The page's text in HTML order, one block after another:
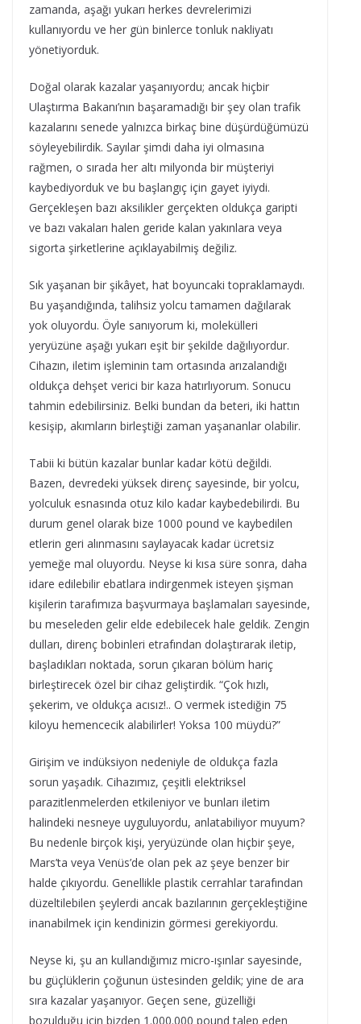
zamanda, aşağı yukarı herkes devrelerimizi
kullanıyordu ve her gün binlerce tonluk nakliyatı
yönetiyorduk.
Doğal olarak kazalar yaşanıyordu; ancak hiçbir
Ulaştırma Bakanı’nın başaramadığı bir şey olan trafik
kazalarını senede yalnızca birkaç bine düşürdüğümüzü
söyleyebilirdik. Sayılar şimdi daha iyi olmasına
rağmen, o sırada her altı milyonda bir müşteriyi
kaybediyorduk ve bu başlangıç için gayet iyiydi.
Gerçekleşen bazı aksilikler gerçekten oldukça garipti
ve bazı vakaları halen geride kalan yakınlara veya
sigorta şirketlerine açıklayabilmiş değiliz.
Sık yaşanan bir şikâyet, hat boyuncaki topraklamaydı.
Bu yaşandığında, talihsiz yolcu tamamen dağılarak
yok oluyordu. Öyle sanıyorum ki, molekülleri
yeryüzüne aşağı yukarı eşit bir şekilde dağılıyordur.
Cihazın, iletim işleminin tam ortasında arızalandığı
oldukça dehşet verici bir kaza hatırlıyorum. Sonucu
tahmin edebilirsiniz. Belki bundan da beteri, iki hattın
kesişip, akımların birleştiği zaman yaşananlar olabilir.
Tabii ki bütün kazalar bunlar kadar kötü değildi.
Bazen, devredeki yüksek direnç sayesinde, bir yolcu,
yolculuk esnasında otuz kilo kadar kaybedebilirdi. Bu
durum genel olarak bize 1000 pound ve kaybedilen
etlerin geri alınmasını saylayacak kadar ücretsiz
yemeğe mal oluyordu. Neyse ki kısa süre sonra, daha
idare edilebilir ebatlara indirgenmek isteyen şişman
kişilerin tarafımıza başvurmaya başlamaları sayesinde,
bu meseleden gelir elde edebilecek hale geldik. Zengin
dulları, direnç bobinleri etrafından dolaştırarak iletip,
başladıkları noktada, sorun çıkaran bölüm hariç
birleştirecek özel bir cihaz geliştirdik. “Çok hızlı,
şekerim, ve oldukça acısız!.. O vermek istediğin 75
kiloyu hemencecik alabilirler! Yoksa 100 müydü?”
Girişim ve indüksiyon nedeniyle de oldukça fazla
sorun yaşadık. Cihazımız, çeşitli elektriksel
parazitlenmelerden etkileniyor ve bunları iletim
halindeki nesneye uyguluyordu, anlatabiliyor muyum?
Bu nedenle birçok kişi, yeryüzünde olan hiçbir şeye,
Mars’ta veya Venüs’de olan pek az şeye benzer bir
halde çıkıyordu. Genellikle plastik cerrahlar tarafından
düzeltilebilen şeylerdi ancak bazılarının gerçekleştiğine
inanabilmek için kendinizin görmesi gerekiyordu.
Neyse ki, şu an kullandığımız micro-ışınlar sayesinde,
bu güçlüklerin çoğunun üstesinden geldik; yine de ara
sıra kazalar yaşanıyor. Geçen sene, güzelliği
bozulduğu için bizden 1.000.000 pound talep eden